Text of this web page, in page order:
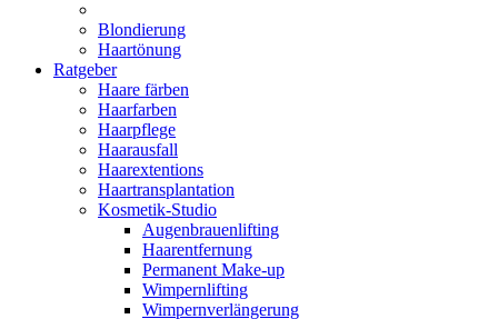
Blondierung
Haartönung
Ratgeber
Haare färben
Haarfarben
Haarpflege
Haarausfall
Haarextentions
Haartransplantation
Kosmetik-Studio
Augenbrauenlifting
Haarentfernung
Permanent Make-up
Wimpernlifting
Wimpernverlängerung